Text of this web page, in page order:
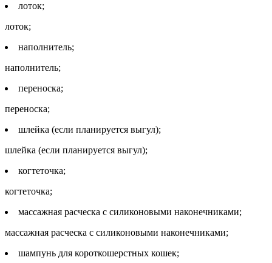
лоток;
лоток;
наполнитель;
наполнитель;
переноска;
переноска;
шлейка (если планируется выгул);
шлейка (если планируется выгул);
когтеточка;
когтеточка;
массажная расческа с силиконовыми наконечниками;
массажная расческа с силиконовыми наконечниками;
шампунь для короткошерстных кошек;